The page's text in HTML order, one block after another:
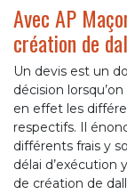
Avec AP
création de
Un devis est un
décision
en effet les
respectifs. Il
différents frais y
délai d’exécution
de création de